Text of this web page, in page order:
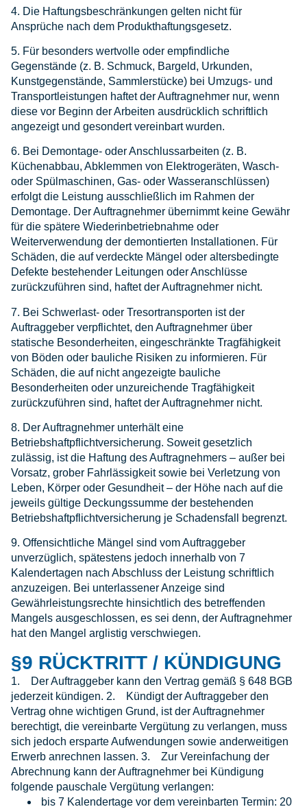
4. Die Haftungsbeschränkungen gelten nicht für
Ansprüche nach dem Produkthaftungsgesetz.
5. Für besonders wertvolle oder empfindliche
Gegenstände (z. B. Schmuck, Bargeld, Urkunden,
Kunstgegenstände, Sammlerstücke) bei Umzugs- und
Transportleistungen haftet der Auftragnehmer nur, wenn
diese vor Beginn der Arbeiten ausdrücklich schriftlich
angezeigt und gesondert vereinbart wurden.
6. Bei Demontage- oder Anschlussarbeiten (z. B.
Küchenabbau, Abklemmen von Elektrogeräten, Wasch-
oder Spülmaschinen, Gas- oder Wasseranschlüssen)
erfolgt die Leistung ausschließlich im Rahmen der
Demontage. Der Auftragnehmer übernimmt keine Gewähr
für die spätere Wiederinbetriebnahme oder
Weiterverwendung der demontierten Installationen. Für
Schäden, die auf verdeckte Mängel oder altersbedingte
Defekte bestehender Leitungen oder Anschlüsse
zurückzuführen sind, haftet der Auftragnehmer nicht.
7. Bei Schwerlast- oder Tresortransporten ist der
Auftraggeber verpflichtet, den Auftragnehmer über
statische Besonderheiten, eingeschränkte Tragfähigkeit
von Böden oder bauliche Risiken zu informieren. Für
Schäden, die auf nicht angezeigte bauliche
Besonderheiten oder unzureichende Tragfähigkeit
zurückzuführen sind, haftet der Auftragnehmer nicht.
8. Der Auftragnehmer unterhält eine
Betriebshaftpflichtversicherung. Soweit gesetzlich
zulässig, ist die Haftung des Auftragnehmers – außer bei
Vorsatz, grober Fahrlässigkeit sowie bei Verletzung von
Leben, Körper oder Gesundheit – der Höhe nach auf die
jeweils gültige Deckungssumme der bestehenden
Betriebshaftpflichtversicherung je Schadensfall begrenzt.
9. Offensichtliche Mängel sind vom Auftraggeber
unverzüglich, spätestens jedoch innerhalb von 7
Kalendertagen nach Abschluss der Leistung schriftlich
anzuzeigen. Bei unterlassener Anzeige sind
Gewährleistungsrechte hinsichtlich des betreffenden
Mangels ausgeschlossen, es sei denn, der Auftragnehmer
hat den Mangel arglistig verschwiegen.
§9 RÜCKTRITT / KÜNDIGUNG
1. Der Auftraggeber kann den Vertrag gemäß § 648 BGB
jederzeit kündigen. 2. Kündigt der Auftraggeber den
Vertrag ohne wichtigen Grund, ist der Auftragnehmer
berechtigt, die vereinbarte Vergütung zu verlangen, muss
sich jedoch ersparte Aufwendungen sowie anderweitigen
Erwerb anrechnen lassen. 3. Zur Vereinfachung der
Abrechnung kann der Auftragnehmer bei Kündigung
folgende pauschale Vergütung verlangen:
bis 7 Kalendertage vor dem vereinbarten Termin: 20